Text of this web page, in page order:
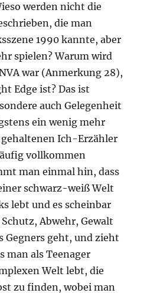
werden nicht die
die man
1990 kannte, aber
spielen? Warum wird
war (Anmerkung 28),
Edge ist? Das ist
auch Gelegenheit
ein wenig mehr
Ich-Erzähler
vollkommen
man einmal hin, dass
schwarz-weiß Welt
lebt und es scheinbar
Abwehr, Gewalt
Gegners geht, und zieht
man als Teenager
Welt lebt, die
zu finden, wobei man